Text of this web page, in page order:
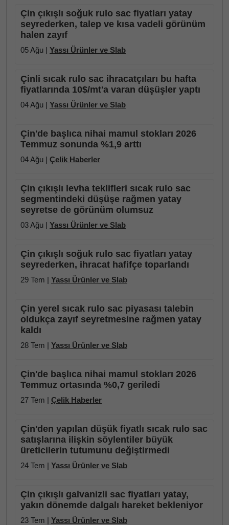
Çin çıkışlı soğuk rulo sac fiyatları yatay
seyrederken, talep ve kısa vadeli görünüm
halen zayıf
05 Ağu | Yassı Ürünler ve Slab
Çinli sıcak rulo sac ihracatçıları bu hafta
fiyatlarında 10$/mt'a varan düşüşler yaptı
04 Ağu | Yassı Ürünler ve Slab
Çin'de başlıca nihai mamul stokları 2026
Temmuz sonunda %1,9 arttı
04 Ağu | Çelik Haberler
Çin çıkışlı levha teklifleri sıcak rulo sac
segmentindeki düşüşe rağmen yatay
seyretse de görünüm olumsuz
03 Ağu | Yassı Ürünler ve Slab
Çin çıkışlı soğuk rulo sac fiyatları yatay
seyrederken, ihracat hafifçe toparlandı
29 Tem | Yassı Ürünler ve Slab
Çin yerel sıcak rulo sac piyasası talebin
oldukça zayıf seyretmesine rağmen yatay
kaldı
28 Tem | Yassı Ürünler ve Slab
Çin'de başlıca nihai mamul stokları 2026
Temmuz ortasında %0,7 geriledi
27 Tem | Çelik Haberler
Çin'den yapılan düşük fiyatlı sıcak rulo sac
satışlarına ilişkin söylentiler büyük
üreticilerin tutumunu değiştirmedi
24 Tem | Yassı Ürünler ve Slab
Çin çıkışlı galvanizli sac fiyatları yatay,
yakın dönemde dalgalı hareket bekleniyor
23 Tem | Yassı Ürünler ve Slab